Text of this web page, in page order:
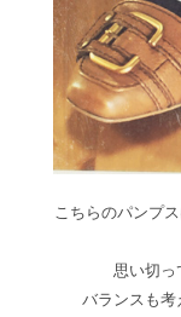
こちらのパンプ
思い切っ
バランスも考